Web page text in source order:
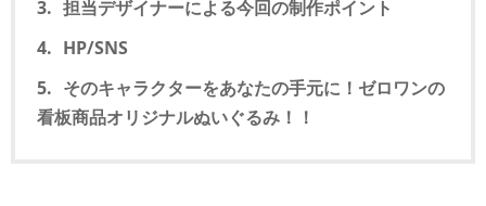
担当デザイナーによる今回の制作ポイント
HP/SNS
そのキャラクターをあなたの手元に！ゼロワンの
看板商品オリジナルぬいぐるみ！！